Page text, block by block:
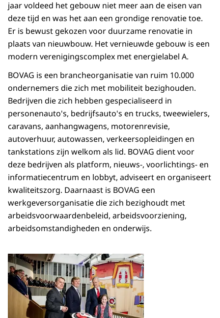
jaar voldeed het gebouw niet meer aan de eisen van
deze tijd en was het aan een grondige renovatie toe.
Er is bewust gekozen voor duurzame renovatie in
plaats van nieuwbouw. Het vernieuwde gebouw is een
modern verenigingscomplex met energielabel A.
BOVAG is een brancheorganisatie van ruim 10.000
ondernemers die zich met mobiliteit bezighouden.
Bedrijven die zich hebben gespecialiseerd in
personenauto's, bedrijfsauto's en trucks, tweewielers,
caravans, aanhangwagens, motorenrevisie,
autoverhuur, autowassen, verkeersopleidingen en
tankstations zijn welkom als lid. BOVAG dient voor
deze bedrijven als platform, nieuws-, voorlichtings- en
informatiecentrum en lobbyt, adviseert en organiseert
kwaliteitszorg. Daarnaast is BOVAG een
werkgeversorganisatie die zich bezighoudt met
arbeidsvoorwaardenbeleid, arbeidsvoorziening,
arbeidsomstandigheden en onderwijs.
Open de galerij in vergrote